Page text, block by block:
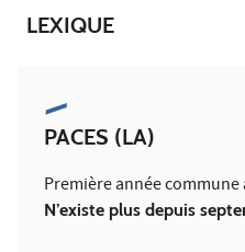
LEXIQUE
PACES (LA)
Première année commune
N’existe plus depuis